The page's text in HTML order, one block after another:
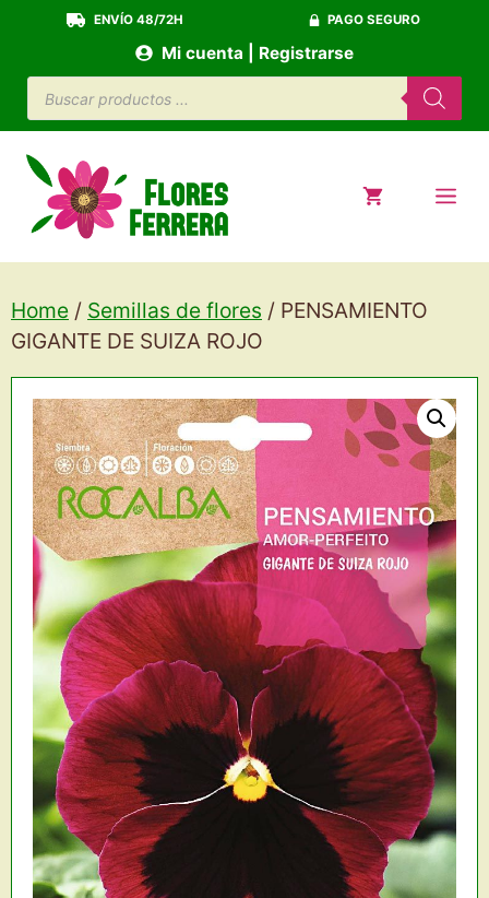
contenido
ENVÍO 48/72H PAGO SEGURO
Búsqueda
de
productos
Mi cuenta | Registrarse
Home / Semillas de flores / PENSAMIENTO
GIGANTE DE SUIZA ROJO